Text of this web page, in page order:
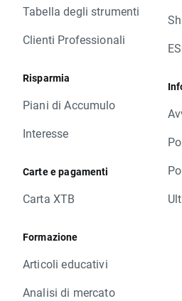
Tabella degli strumenti
Clienti Professionali
Risparmia
Piani di Accumulo
Interesse
Carte e pagamenti
Carta XTB
Formazione
Articoli educativi
Analisi di mercato